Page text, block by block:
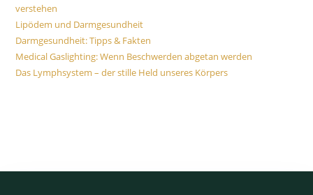
verstehen
Lipödem und Darmgesundheit
Darmgesundheit: Tipps & Fakten
Medical Gaslighting: Wenn Beschwerden abgetan werden
Das Lymphsystem – der stille Held unseres Körpers